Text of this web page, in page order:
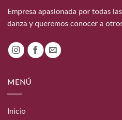
Empresa apasionada por todas
danza y queremos conocer a
MENÚ
Inicio